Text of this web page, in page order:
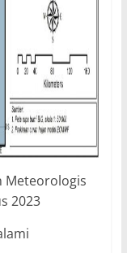
Meteorologis
2023